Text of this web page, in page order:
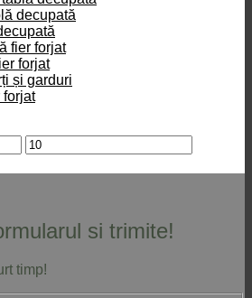
decupată
fier forjat
forjat
și garduri
forjat
Preț
maxim
si trimite!
timp!